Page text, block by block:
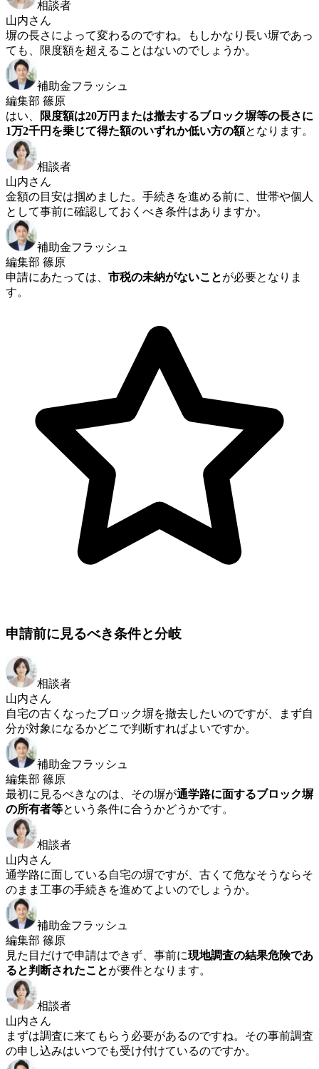
相談者
山内さん
塀の長さによって変わるのですね。もしかなり長い塀であっ
ても、限度額を超えることはないのでしょうか。
補助金フラッシュ
編集部 篠原
はい、
限度額は20万円または撤去するブロック塀等の長さに
1万2千円を乗じて得た額のいずれか低い方の額となります。
相談者
山内さん
金額の目安は掴めました。手続きを進める前に、世帯や個人
として事前に確認しておくべき条件はありますか。
補助金フラッシュ
編集部 篠原
申請にあたっては、 市税の未納がないことが必要となりま
す。
申請前に見るべき条件と分岐
相談者
山内さん
自宅の古くなったブロック塀を撤去したいのですが、まず自
分が対象になるかどこで判断すればよいですか。
補助金フラッシュ
編集部 篠原
最初に見るべきなのは、その塀が通学路に面するブロック塀
の所有者等という条件に合うかどうかです。
相談者
山内さん
通学路に面している自宅の塀ですが、古くて危なそうならそ
のまま工事の手続きを進めてよいのでしょうか。
補助金フラッシュ
編集部 篠原
見た目だけで申請はできず、事前に現地調査の結果危険であ
ると判断されたことが要件となります。
相談者
山内さん
まずは調査に来てもらう必要があるのですね。その事前調査
の申し込みはいつでも受け付けているのですか。